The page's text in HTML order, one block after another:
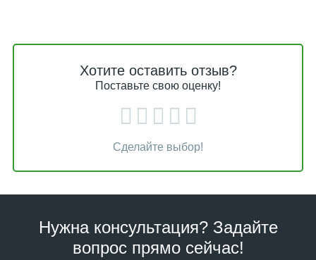
Хотите оставить отзыв?
Поставьте свою оценку!
Сделайте выбор!
Нужна консультация? Задайте
вопрос прямо сейчас!